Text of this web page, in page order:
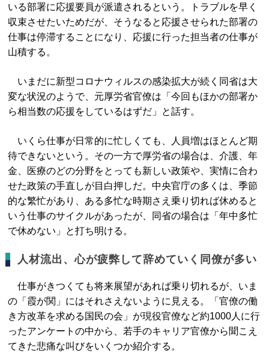
いる部署に応援要員が派遣されるという。トラブルを早く
収束させたいためだが、そうなると応援させられた部署の
仕事は停滞することになり、応援に行った担当者の仕事が
山積する。
いまだに新型コロナウィルスの感染拡大が続く同省は大
変な状況のようで、元厚労省官僚は「今回もほかの部署か
ら相当数の応援をしているはずだ」と話す。
いくら仕事が日常的に忙しくても、人員増はほとんど期
待できないという。その一方で厚労省の場合は、介護、年
金、医療のどの分野をとっても新しい政策や、実情に合わ
せた政策の手直しが目白押しだ。中央官庁の多くは、季節
的な繁忙があり、ある多忙な時期さえ乗り切れば休めると
いう仕事のサイクルがあったが、同省の場合は「年中多忙
で休めない」と打ち明ける。
人材流出、心が疲弊して辞めていく同僚が多い
仕事がきつくても将来展望があれば乗り切れるが、いま
の「霞が関」にはそれさえないように見える。「官僚の働
き方改革を求める国民の会」が現役官僚など約1000人に行
ったアンケートの中から、若手のキャリア官僚から聞こえ
てきた悲痛な叫びをいくつか紹介する。